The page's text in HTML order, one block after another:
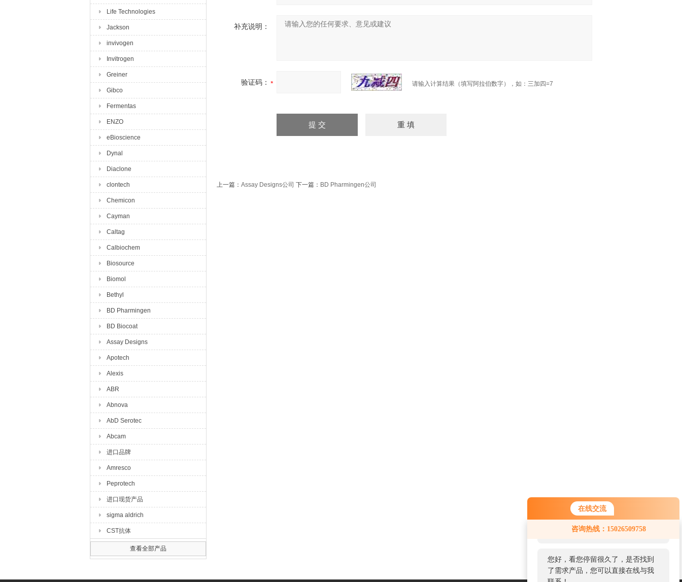
在线交流
咨询热线：15026509758
您好！欢迎前来咨询，很高兴为您
服务，请问您要咨询什么问题呢？
您好，看您停留很久了，是否找到
了需求产品，您可以直接在线与我
Life Technologies
Jackson
invivogen
Invitrogen
Greiner
Gibco
Fermentas
ENZO
eBioscience
Dynal
Diaclone
clontech
Chemicon
Cayman
Caltag
Calbiochem
Biosource
Biomol
Bethyl
BD Pharmingen
BD Biocoat
Assay Designs
Apotech
Alexis
ABR
Abnova
AbD Serotec
Abcam
进口品牌
Amresco
Peprotech
进口现货产品
sigma aldrich
CST抗体
查看全部产品
补充说明：
验证码： 请输入计算结果（填写阿拉伯数字），如：三加四=7
上一篇： Assay Designs公司 下一篇： BD Pharmingen公司